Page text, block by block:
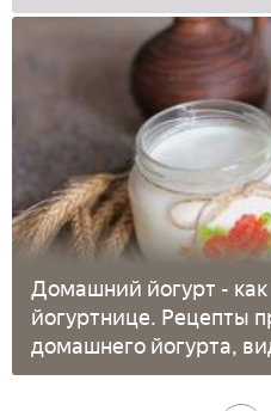
Домашний йогурт - как
йогуртнице. Рецепты
домашнего йогурта,